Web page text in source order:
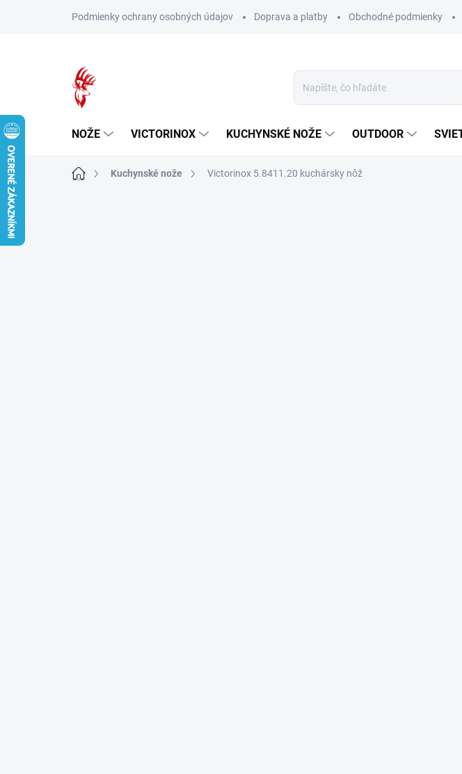
Podmienky ochrany osobných údajov Doprava a platby Obchodné podmienky
NOŽE VICTORINOX KUCHYNSKÉ NOŽE OUTDOOR
DomovKuchynské nože Victorinox 5.8411.20 kuchársky nôž